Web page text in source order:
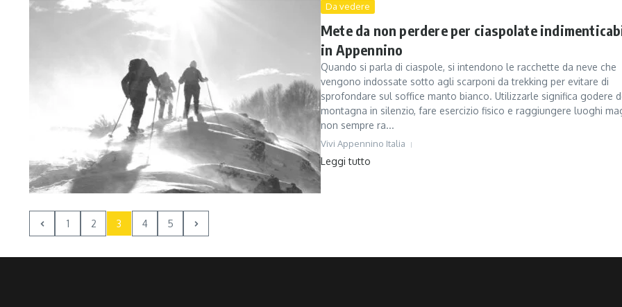
Da vedere
Mete da non perdere per ciaspolate
in Appennino
Quando si parla di ciaspole, si intendono le racchette da neve che
vengono indossate sotto agli scarponi da trekking per evitare di
sprofondare sul soffice manto bianco. Utilizzarle significa godere
montagna in silenzio, fare esercizio fisico e raggiungere luoghi
non sempre ra...
Vivi Appennino Italia
Leggi tutto
1 2 3 4 5